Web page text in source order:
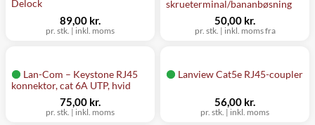
Delock
pr. stk. | inkl. moms
89,00 kr.
skrueterminal/bananbøsning
pr. stk. | inkl. moms fra
50,00 kr.
Lan-Com – Keystone RJ45
konnektor, cat 6A UTP, hvid
pr. stk. | inkl. moms
75,00 kr.
Lanview Cat5e RJ45-coupler
pr. stk. | inkl. moms
56,00 kr.